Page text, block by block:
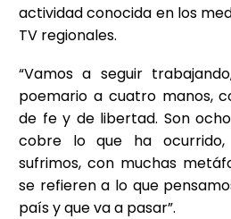
actividad conocida en los
TV regionales.
“Vamos a seguir
poemario a cuatro manos,
de fe y de libertad. Son
cobre lo que ha ocurrido,
sufrimos, con muchas
se refieren a lo que
país y que va a pasar”.